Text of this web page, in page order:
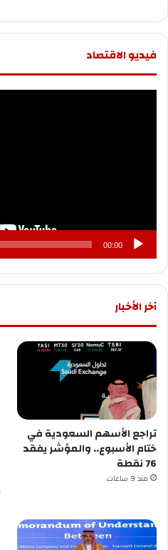
فيديو الاقتصاد
00:00
آخر الأخبار
تراجع الأسهم السعودية في
ختام الأسبوع.. والمؤشر يفقد
76 نقطة
منذ 9 ساعات